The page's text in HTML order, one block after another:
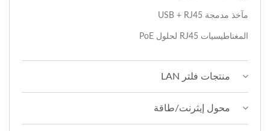
مآخذ مدمجة USB + RJ45
المغناطيسيات RJ45 لحلول PoE
منتجات فلتر LAN
محول إيثرنت/طاقة